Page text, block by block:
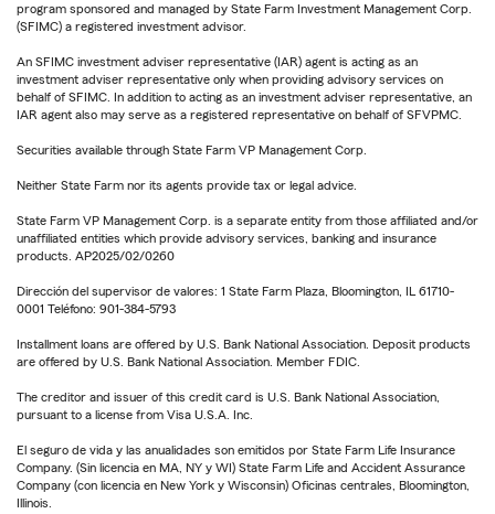
program sponsored and managed by State Farm Investment Management Corp.
(SFIMC) a registered investment advisor.
An SFIMC investment adviser representative (IAR) agent is acting as an
investment adviser representative only when providing advisory services on
behalf of SFIMC. In addition to acting as an investment adviser representative, an
IAR agent also may serve as a registered representative on behalf of SFVPMC.
Securities available through State Farm VP Management Corp.
Neither State Farm nor its agents provide tax or legal advice.
State Farm VP Management Corp. is a separate entity from those affiliated and/or
unaffiliated entities which provide advisory services, banking and insurance
products. AP2025/02/0260
Dirección del supervisor de valores: 1 State Farm Plaza, Bloomington, IL 61710-
0001 Teléfono: 901-384-5793
Installment loans are offered by U.S. Bank National Association. Deposit products
are offered by U.S. Bank National Association. Member FDIC.
The creditor and issuer of this credit card is U.S. Bank National Association,
pursuant to a license from Visa U.S.A. Inc.
El seguro de vida y las anualidades son emitidos por State Farm Life Insurance
Company. (Sin licencia en MA, NY y WI) State Farm Life and Accident Assurance
Company (con licencia en New York y Wisconsin) Oficinas centrales, Bloomington,
Illinois.